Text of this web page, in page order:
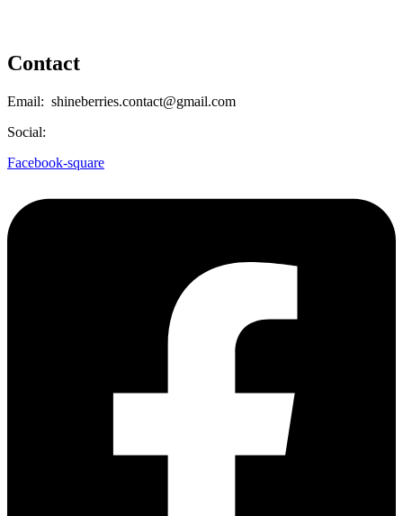
Contact
Email: shineberries.contact@gmail.com
Social:
Facebook-square